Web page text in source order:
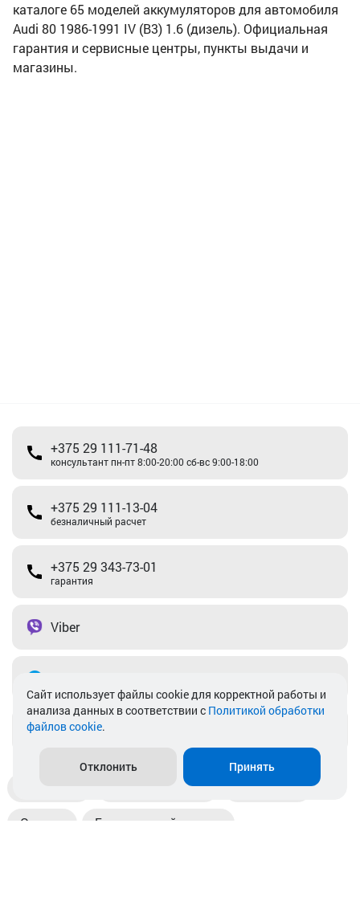
каталоге 65 моделей аккумуляторов для автомобиля
Audi 80 1986-1991 IV (B3) 1.6 (дизель). Официальная
гарантия и сервисные центры, пункты выдачи и
магазины.
+375 29 111-71-48
консультант пн-пт 8:00-20:00 сб-вс 9:00-18:00
+375 29 111-13-04
безналичный расчет
+375 29 343-73-01
гарантия
Viber
info@akkamulik.by
Пункты выдачи Магазины
Оплата Безналичный расчет
Cайт использует файлы cookie для корректной работы и
анализа данных в соответствии с Политикой обработки
файлов cookie.
Отклонить Принять